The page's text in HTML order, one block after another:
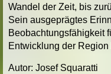
Wandel der Zeit, bis
Sein ausgeprägtes
Beobachtungsfähigkeit
Entwicklung der
Autor: Josef Squaratti